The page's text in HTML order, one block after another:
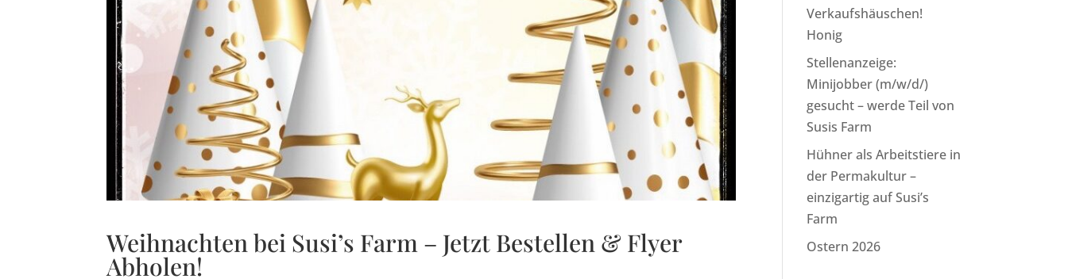
Weihnachten bei Susi’s Farm – Jetzt Bestellen & Flyer
Abholen!
Verkaufshäuschen!
Honig
Stellenanzeige:
Minijobber (m/w/d/)
gesucht – werde Teil von
Susis Farm
Hühner als Arbeitstiere in
der Permakultur –
einzigartig auf Susi’s
Farm
Ostern 2026